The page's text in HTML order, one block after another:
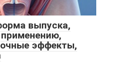
выпуска,
эффекты,